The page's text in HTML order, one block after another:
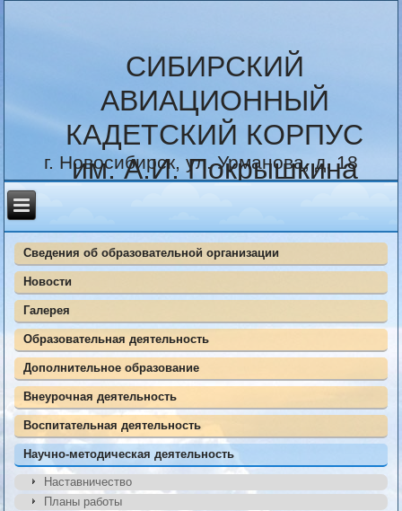
СИБИРСКИЙ
АВИАЦИОННЫЙ
КАДЕТСКИЙ КОРПУС
им. А.И. Покрышкина
г. Новосибирск, ул. Урманова, д. 18
Сведения об образовательной организации
Новости
Галерея
Образовательная деятельность
Дополнительное образование
Внеурочная деятельность
Воспитательная деятельность
Научно-методическая деятельность
Наставничество
Планы работы